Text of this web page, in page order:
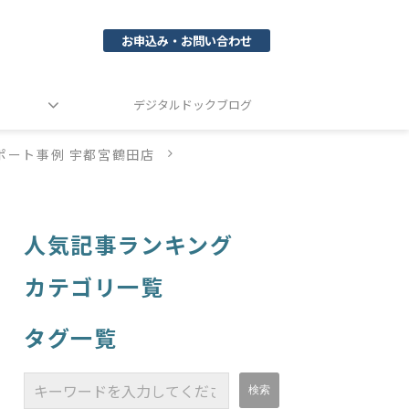
お申込み・お問い合わせ
デジタルドックブログ
ート事例 宇都宮鶴田店
人気記事ランキング
カテゴリ一覧
タグ一覧